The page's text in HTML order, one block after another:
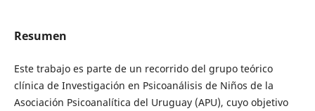
Resumen
Este trabajo es parte de un recorrido del grupo teórico
clínica de Investigación en Psicoanálisis de Niños de la
Asociación Psicoanalítica del Uruguay (APU), cuyo objetivo